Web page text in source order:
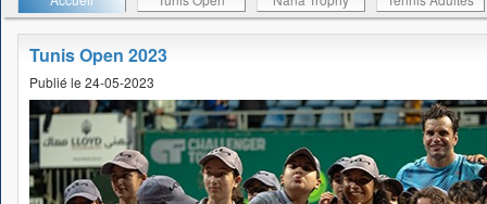
Tunis Open 2023
Publié le 24-05-2023